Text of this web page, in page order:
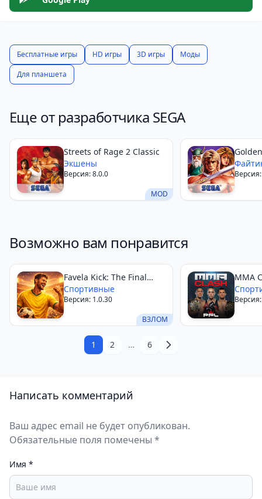
Бесплатные игры HD игры 3D игры
Моды
Для планшета
Еще от разработчика SEGA
MOD
Streets of Rage 2 Classic
Экшены
Версия: 8.0.0
Возможно вам понравится
ВЗЛОМ
Favela Kick: The Final
Goal
Спортивные
Версия: 1.0.30
MMA
1 2 … 6
Написать комментарий
Ваш адрес email не будет опубликован.
Обязательные поля помечены *
Имя *